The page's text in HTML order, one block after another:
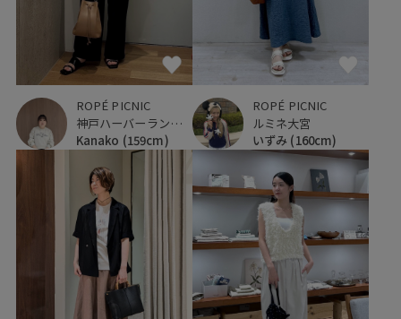
ROPÉ PICNIC
神戸ハーバーランドumie
Kanako (159cm)
ROPÉ PICNIC
ルミネ大宮
いずみ (160cm)